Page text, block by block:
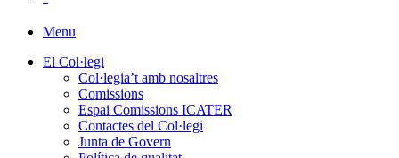
Menu
El Col·legi
Col·legia’t amb nosaltres
Comissions
Espai Comissions ICATER
Contactes del Col·legi
Junta de Govern